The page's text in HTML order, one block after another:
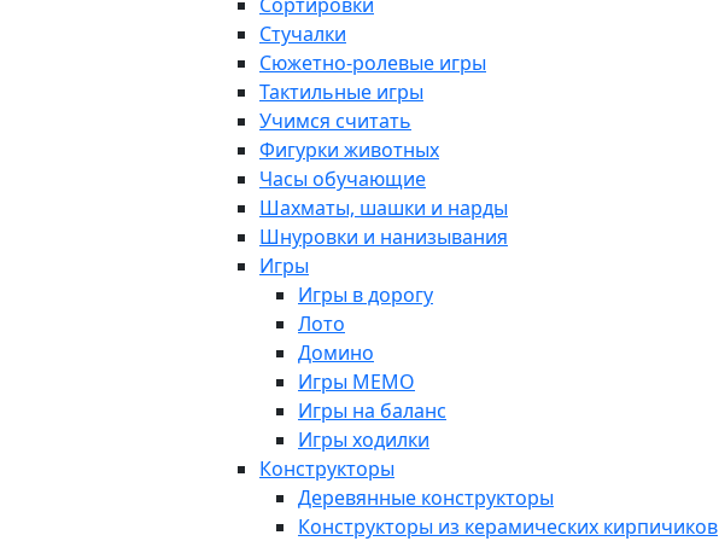
Стучалки
Сюжетно-ролевые игры
Тактильные игры
Учимся считать
Фигурки животных
Часы обучающие
Шахматы, шашки и нарды
Шнуровки и нанизывания
Игры
Игры в дорогу
Лото
Домино
Игры МЕМО
Игры на баланс
Игры ходилки
Конструкторы
Деревянные конструкторы
Конструкторы из керамических кирпичиков